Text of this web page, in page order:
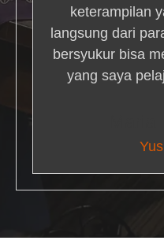
keterampilan
langsung dari
bersyukur bisa
yang saya